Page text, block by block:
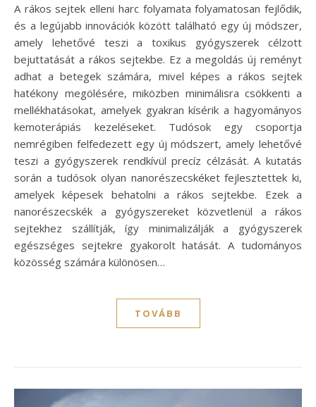
A rákos sejtek elleni harc folyamata folyamatosan fejlődik,
és a legújabb innovációk között található egy új módszer,
amely lehetővé teszi a toxikus gyógyszerek célzott
bejuttatását a rákos sejtekbe. Ez a megoldás új reményt
adhat a betegek számára, mivel képes a rákos sejtek
hatékony megölésére, miközben minimálisra csökkenti a
mellékhatásokat, amelyek gyakran kísérik a hagyományos
kemoterápiás kezeléseket. Tudósok egy csoportja
nemrégiben felfedezett egy új módszert, amely lehetővé
teszi a gyógyszerek rendkívül precíz célzását. A kutatás
során a tudósok olyan nanorészecskéket fejlesztettek ki,
amelyek képesek behatolni a rákos sejtekbe. Ezek a
nanorészecskék a gyógyszereket közvetlenül a rákos
sejtekhez szállítják, így minimalizálják a gyógyszerek
egészséges sejtekre gyakorolt hatását. A tudományos
közösség számára különösen…
TOVÁBB